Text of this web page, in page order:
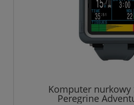
Komputer nurkowy
Peregrine